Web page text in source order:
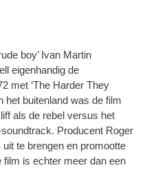
boy’ Ivan Martin
eigenhandig de
met ‘The Harder They
het buitenland was de film
als de rebel versus het
Producent Roger
te brengen en promootte
is echter meer dan een